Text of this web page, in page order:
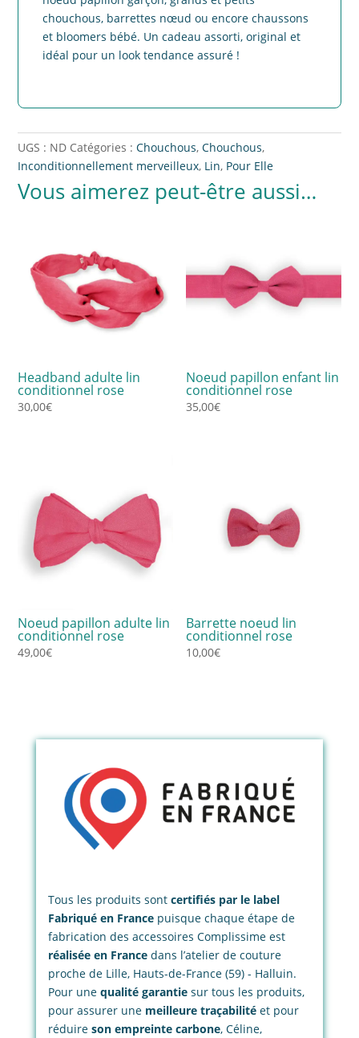
chouchous, barrettes nœud ou encore chaussons
et bloomers bébé. Un cadeau assorti, original et
idéal pour un look tendance assuré !
UGS : ND Catégories :Chouchous,Chouchous,
Inconditionnellement merveilleux, Lin, Pour Elle
Vous aimerez peut-être aussi…
Headband adulte lin
conditionnel rose
30,00€
Noeud papillon enfant lin
conditionnel rose
35,00€
Noeud papillon adulte lin
conditionnel rose
49,00€
Barrette noeud lin
conditionnel rose
10,00€
Tous les produits sont certifiés par le label
Fabriqué en Francepuisque chaque étape de
fabrication des accessoires Complissime est
réalisée en France dans l’atelier de couture
proche de Lille, Hauts-de-France (59) - Halluin.
Pour unequalité garantiesur tous les produits,
pour assurer une meilleure traçabilitéet pour
réduire son empreinte carbone, Céline,